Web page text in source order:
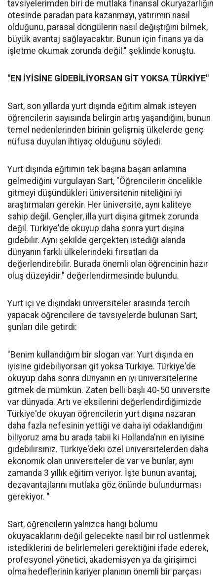
tavsiyelerimden biri de mutlaka finansal okuryazarlığın
ötesinde paradan para kazanmayı, yatırımın nasıl
olduğunu, parasal döngülerin nasıl değiştiğini bilmek,
büyük avantaj sağlayacaktır. Bunun için finans ya da
işletme okumak zorunda değil." şeklinde konuştu.
"EN İYİSİNE GİDEBİLİYORSAN GİT YOKSA TÜRKİYE"
Sart, son yıllarda yurt dışında eğitim almak isteyen
öğrencilerin sayısında belirgin artış yaşandığını, bunun
temel nedenlerinden birinin gelişmiş ülkelerde genç
nüfusa duyulan ihtiyaç olduğunu söyledi.
Yurt dışında eğitimin tek başına başarı anlamına
gelmediğini vurgulayan Sart, "Öğrencilerin öncelikle
gitmeyi düşündükleri üniversitenin niteliğini iyi
araştırmaları gerekir. Her üniversite, aynı kaliteye
sahip değil. Gençler, illa yurt dışına gitmek zorunda
değil. Türkiye'de okuyup daha sonra yurt dışına
gidebilir. Aynı şekilde gerçekten istediği alanda
dünyanın farklı ülkelerindeki fırsatları da
değerlendirebilir. Burada önemli olan öğrencinin hazır
oluş düzeyidir." değerlendirmesinde bulundu.
Yurt içi ve dışındaki üniversiteler arasında tercih
yapacak öğrencilere de tavsiyelerde bulunan Sart,
şunları dile getirdi:
"Benim kullandığım bir slogan var: Yurt dışında en
iyisine gidebiliyorsan git yoksa Türkiye. Türkiye'de
okuyup daha sonra dünyanın en iyi üniversitelerine
gitmek de mümkün. Zaten belli başlı 40-50 üniversite
var dünyada. Artı ve eksilerini değerlendirdiğimizde
Türkiye'de okuyan öğrencilerin yurt dışına nazaran
daha fazla nefesinin yettiği ve daha iyi odaklandığını
biliyoruz ama bu arada tabii ki Hollanda'nın en iyisine
gidebilirsiniz. Türkiye'deki özel üniversitelerden daha
ekonomik olan üniversiteler de var ve bunlar, aynı
zamanda 3 yıllık eğitim veriyor. İşte bunun avantaj,
dezavantajlarını mutlaka göz önünde bulundurması
gerekiyor. "
Sart, öğrencilerin yalnızca hangi bölümü
okuyacaklarını değil gelecekte nasıl bir rol üstlenmek
istediklerini de belirlemeleri gerektiğini ifade ederek,
profesyonel yönetici, akademisyen ya da girişimci
olma hedeflerinin kariyer planının önemli bir parçası